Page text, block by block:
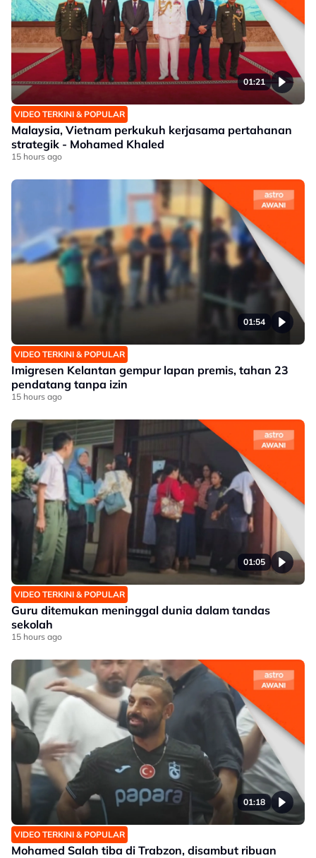
01:21
VIDEO TERKINI & POPULAR
Malaysia, Vietnam perkukuh kerjasama pertahanan
strategik - Mohamed Khaled
15 hours ago
01:54
VIDEO TERKINI & POPULAR
Imigresen Kelantan gempur lapan premis, tahan 23
pendatang tanpa izin
15 hours ago
01:05
VIDEO TERKINI & POPULAR
Guru ditemukan meninggal dunia dalam tandas
sekolah
15 hours ago
01:18
VIDEO TERKINI & POPULAR
Mohamed Salah tiba di Trabzon, disambut ribuan